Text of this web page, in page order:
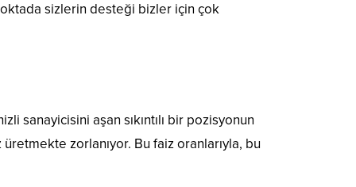
sizlerin desteği bizler için çok
sanayicisini aşan sıkıntılı bir pozisyonun
zorlanıyor. Bu faiz oranlarıyla, bu